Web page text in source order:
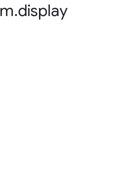
.display